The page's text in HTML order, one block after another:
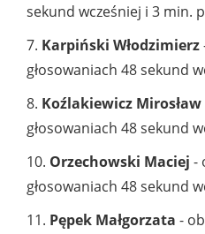
sekund wcześniej i 3 min.
7. Karpiński Włodzimierz
głosowaniach 48 sekund
8. Koźlakiewicz Mirosław
głosowaniach 48 sekund
10. Orzechowski Maciej -
głosowaniach 48 sekund
11. Pępek Małgorzata -